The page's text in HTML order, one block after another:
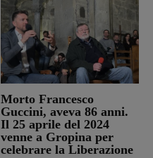
Morto Francesco
Guccini, aveva 86 anni.
Il 25 aprile del 2024
venne a Gropina per
celebrare la Liberazione